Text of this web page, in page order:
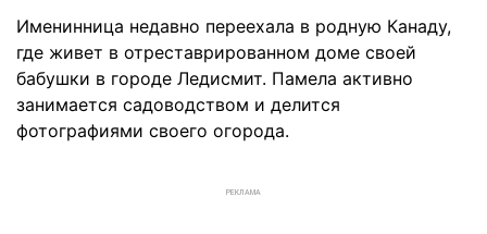
Именинница недавно переехала в родную Канаду,
где живет в отреставрированном доме своей
бабушки в городе Ледисмит. Памела активно
занимается садоводством и делится
фотографиями своего огорода.
РЕКЛАМА